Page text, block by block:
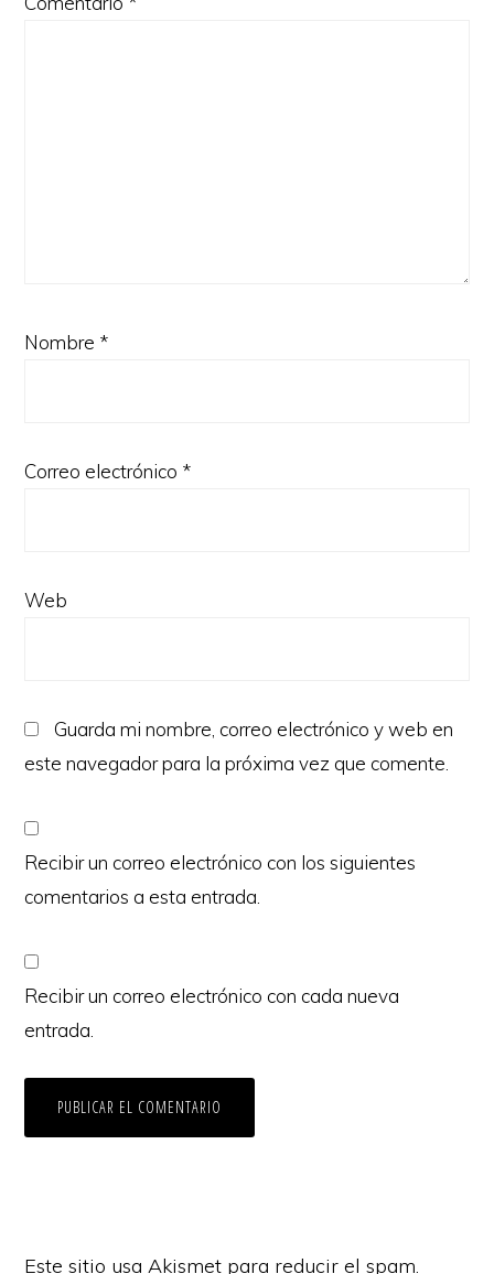
Nombre *
Correo electrónico *
Web
Guarda mi nombre, correo electrónico y web en
este navegador para la próxima vez que comente.
Recibir un correo electrónico con los siguientes
comentarios a esta entrada.
Recibir un correo electrónico con cada nueva
entrada.
Este sitio usa Akismet para reducir el spam.